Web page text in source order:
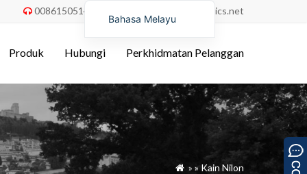
 008615051486055 order@china-fabrics.net
Produk Hubungi Perkhidmatan Pelanggan
 » » Kain Nilon
Bahasa Melayu
Deutsch
Français
Italiano
Español